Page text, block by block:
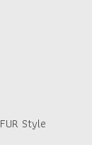
FUR Style